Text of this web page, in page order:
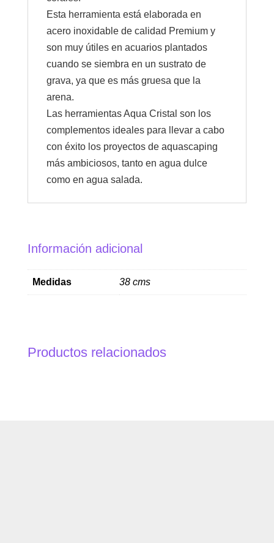
Esta herramienta está elaborada en
acero inoxidable de calidad Premium y
son muy útiles en acuarios plantados
cuando se siembra en un sustrato de
grava, ya que es más gruesa que la
arena.
Las herramientas Aqua Cristal son los
complementos ideales para llevar a cabo
con éxito los proyectos de aquascaping
más ambiciosos, tanto en agua dulce
como en agua salada.
Información adicional
Medidas 38 cms
Productos relacionados